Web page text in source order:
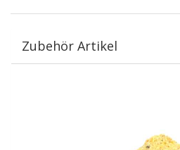
Zubehör Artikel